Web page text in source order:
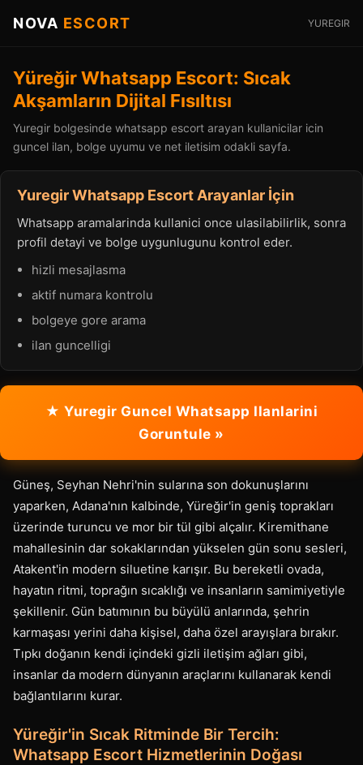
NOVA ESCORT YUREGIR
Yüreğir Whatsapp Escort: Sıcak
Akşamların Dijital Fısıltısı
Yuregir bolgesinde whatsapp escort arayan kullanicilar icin
guncel ilan, bolge uyumu ve net iletisim odakli sayfa.
Yuregir Whatsapp Escort Arayanlar İçin
Whatsapp aramalarinda kullanici once ulasilabilirlik, sonra
profil detayi ve bolge uygunlugunu kontrol eder.
hizli mesajlasma
aktif numara kontrolu
bolgeye gore arama
ilan guncelligi
★ Yuregir Guncel Whatsapp Ilanlarini
Goruntule »
Güneş, Seyhan Nehri'nin sularına son dokunuşlarını
yaparken, Adana'nın kalbinde, Yüreğir'in geniş toprakları
üzerinde turuncu ve mor bir tül gibi alçalır. Kiremithane
mahallesinin dar sokaklarından yükselen gün sonu sesleri,
Atakent'in modern siluetine karışır. Bu bereketli ovada,
hayatın ritmi, toprağın sıcaklığı ve insanların samimiyetiyle
şekillenir. Gün batımının bu büyülü anlarında, şehrin
karmaşası yerini daha kişisel, daha özel arayışlara bırakır.
Tıpkı doğanın kendi içindeki gizli iletişim ağları gibi,
insanlar da modern dünyanın araçlarını kullanarak kendi
bağlantılarını kurar.
Yüreğir'in Sıcak Ritminde Bir Tercih:
Whatsapp Escort Hizmetlerinin Doğası